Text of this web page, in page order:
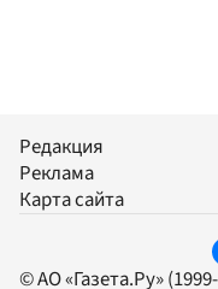
Редакция
Реклама
Карта сайта
© АО «Газета.Ру»